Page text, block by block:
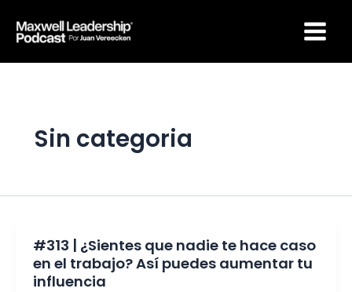
contenido
Sin categoria
#313 | ¿Sientes que nadie te hace caso
en el trabajo? Así puedes aumentar tu
influencia